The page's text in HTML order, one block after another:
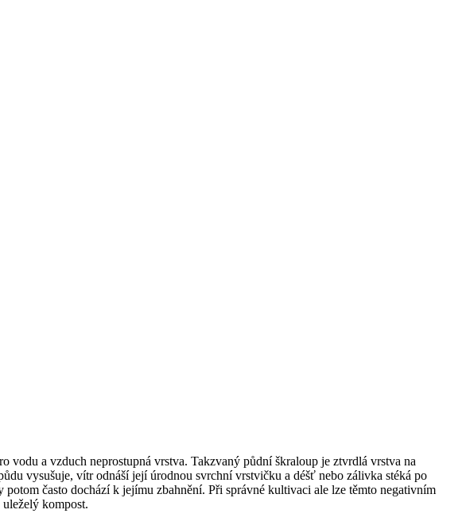
a vzduch neprostupná vrstva. Takzvaný půdní škraloup je ztvrdlá vrstva na
vysušuje, vítr odnáší její úrodnou svrchní vrstvičku a déšť nebo zálivka stéká po
často dochází k jejímu zbahnění. Při správné kultivaci ale lze těmto negativním
kompost.